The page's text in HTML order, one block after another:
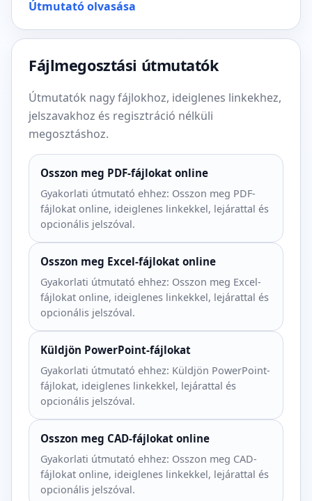
Útmutató olvasása
Fájlmegosztási útmutatók
Útmutatók nagy fájlokhoz, ideiglenes linkekhez,
jelszavakhoz és regisztráció nélküli
megosztáshoz.
Osszon meg PDF-fájlokat online
Gyakorlati útmutató ehhez: Osszon meg PDF-
fájlokat online, ideiglenes linkekkel, lejárattal és
opcionális jelszóval.
Osszon meg Excel-fájlokat online
Gyakorlati útmutató ehhez: Osszon meg Excel-
fájlokat online, ideiglenes linkekkel, lejárattal és
opcionális jelszóval.
Küldjön PowerPoint-fájlokat
Gyakorlati útmutató ehhez: Küldjön PowerPoint-
fájlokat, ideiglenes linkekkel, lejárattal és
opcionális jelszóval.
Osszon meg CAD-fájlokat online
Gyakorlati útmutató ehhez: Osszon meg CAD-
fájlokat online, ideiglenes linkekkel, lejárattal és
opcionális jelszóval.